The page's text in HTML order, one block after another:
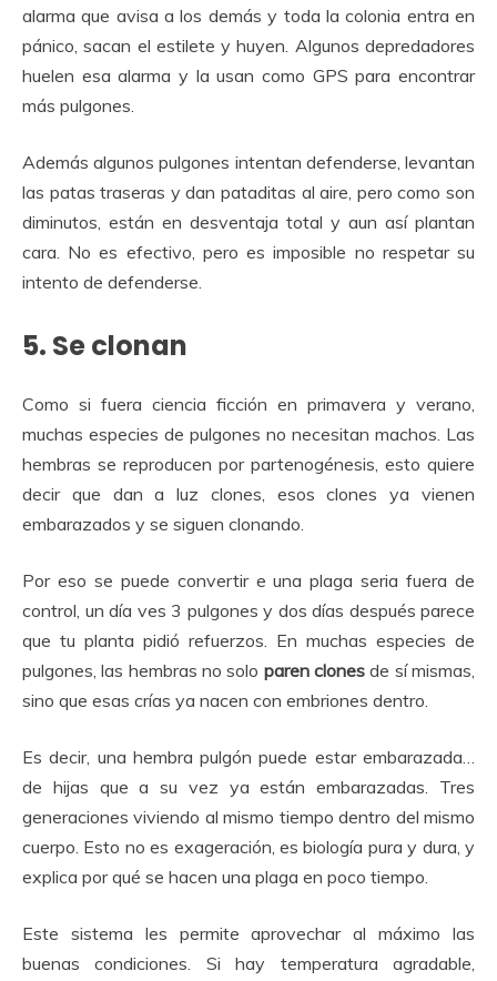
alarma que avisa a los demás y toda la colonia entra en
pánico, sacan el estilete y huyen. Algunos depredadores
huelen esa alarma y la usan como GPS para encontrar
más pulgones.
Además algunos pulgones intentan defenderse, levantan
las patas traseras y dan pataditas al aire, pero como son
diminutos, están en desventaja total y aun así plantan
cara. No es efectivo, pero es imposible no respetar su
intento de defenderse.
5. Se clonan
Como si fuera ciencia ficción en primavera y verano,
muchas especies de pulgones no necesitan machos. Las
hembras se reproducen por partenogénesis, esto quiere
decir que dan a luz clones, esos clones ya vienen
embarazados y se siguen clonando.
Por eso se puede convertir e una plaga seria fuera de
control, un día ves 3 pulgones y dos días después parece
que tu planta pidió refuerzos. En muchas especies de
pulgones, las hembras no solo paren clones de sí mismas,
sino que esas crías ya nacen con embriones dentro.
Es decir, una hembra pulgón puede estar embarazada…
de hijas que a su vez ya están embarazadas. Tres
generaciones viviendo al mismo tiempo dentro del mismo
cuerpo. Esto no es exageración, es biología pura y dura, y
explica por qué se hacen una plaga en poco tiempo.
Este sistema les permite aprovechar al máximo las
buenas condiciones. Si hay temperatura agradable,